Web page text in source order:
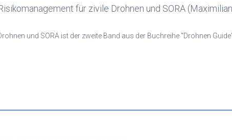
für zivile Drohnen und SORA
und SORA ist der zweite Band aus der Buchreihe "Drohnen